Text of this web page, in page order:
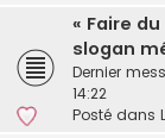
« Faire
slogan
Dernier
14:22
Posté dans